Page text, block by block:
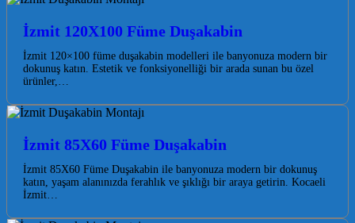
İzmit 120X100 Füme Duşakabin
İzmit 120×100 füme duşakabin modelleri ile banyonuza modern bir
dokunuş katın. Estetik ve fonksiyonelliği bir arada sunan bu özel
ürünler,…
İzmit 85X60 Füme Duşakabin
İzmit 85X60 Füme Duşakabin ile banyonuza modern bir dokunuş
katın, yaşam alanınızda ferahlık ve şıklığı bir araya getirin. Kocaeli
İzmit…